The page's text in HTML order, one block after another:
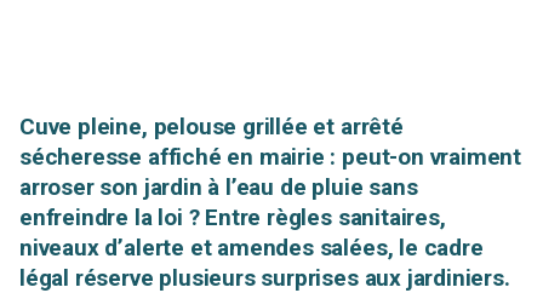
Cuve pleine, pelouse grillée et arrêté
sécheresse affiché en mairie : peut-on vraiment
arroser son jardin à l’eau de pluie sans
enfreindre la loi ? Entre règles sanitaires,
niveaux d’alerte et amendes salées, le cadre
légal réserve plusieurs surprises aux jardiniers.